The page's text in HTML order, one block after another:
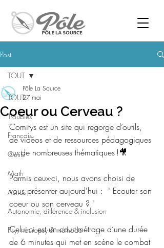
Post
TOUT
Troubles
Français
Outils
Math
Autres
Autonomie, différence & inclusion
Psy, neuropsy & méthodo
TOUT
Coeur ou Cerveau ?
Pôle La Source
27 mai
Comitys est un site qui regorge d’outils,
de vidéos et de ressources pédagogiques
sur de nombreuses thématiques !🎥
Parmis ceux-ci, nous avons choisi de
vous présenter aujourd'hui :  " Ecouter son
coeur ou son cerveau ? "
Celui-ci est un court-métrage d’une durée
de 6 minutes qui met en scène le combat